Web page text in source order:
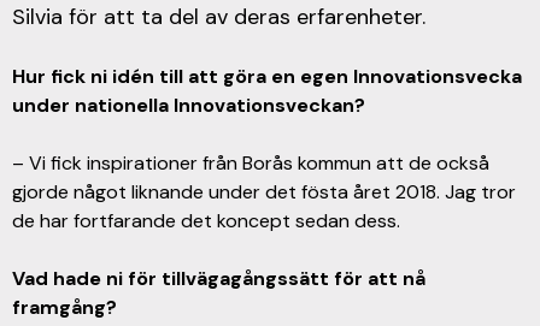
Silvia för att ta del av deras erfarenheter.
Hur fick ni idén till att göra en egen Innovationsvecka
under nationella Innovationsveckan?
– Vi fick inspirationer från Borås kommun att de också
gjorde något liknande under det fösta året 2018. Jag tror
de har fortfarande det koncept sedan dess.
Vad hade ni för tillvägagångssätt för att nå
framgång?